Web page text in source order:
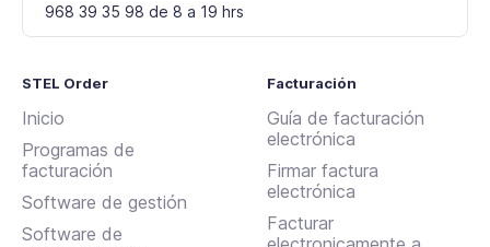
968 39 35 98 de 8 a 19 hrs
STEL Order
Inicio
Programas de
facturación
Software de gestión
Software de
Facturación
Guía de facturación
electrónica
Firmar factura
electrónica
Facturar